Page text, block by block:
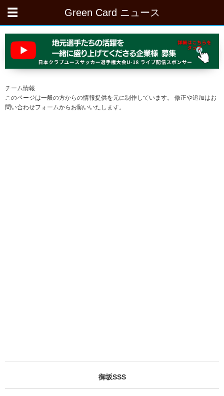
Green Card ニュース
チーム情報
このページは一般の方からの情報提供を元に制作しています。 修正や追加はお
問い合わせフォームからお願いいたします。
御坂SSS